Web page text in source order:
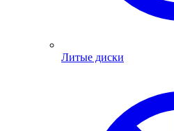
Литые диски